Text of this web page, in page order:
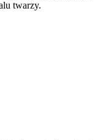
twarzy.